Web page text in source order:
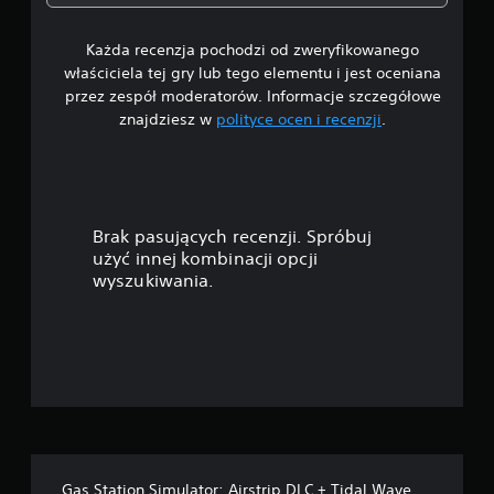
7
/
5
—
Każda recenzja pochodzi od zweryfikowanego
właściciela tej gry lub tego elementu i jest oceniana
przez zespół moderatorów. Informacje szczegółowe
znajdziesz w polityce ocen i recenzji.
Brak pasujących recenzji. Spróbuj
użyć innej kombinacji opcji
wyszukiwania.
Gas Station Simulator: Airstrip DLC + Tidal Wave